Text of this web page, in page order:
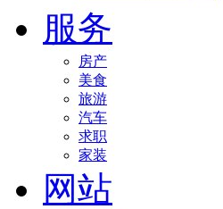
服务
房产
美食
旅游
汽车
求职
家装
网站